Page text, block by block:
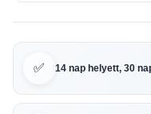
✅ 14 nap helyett, 30